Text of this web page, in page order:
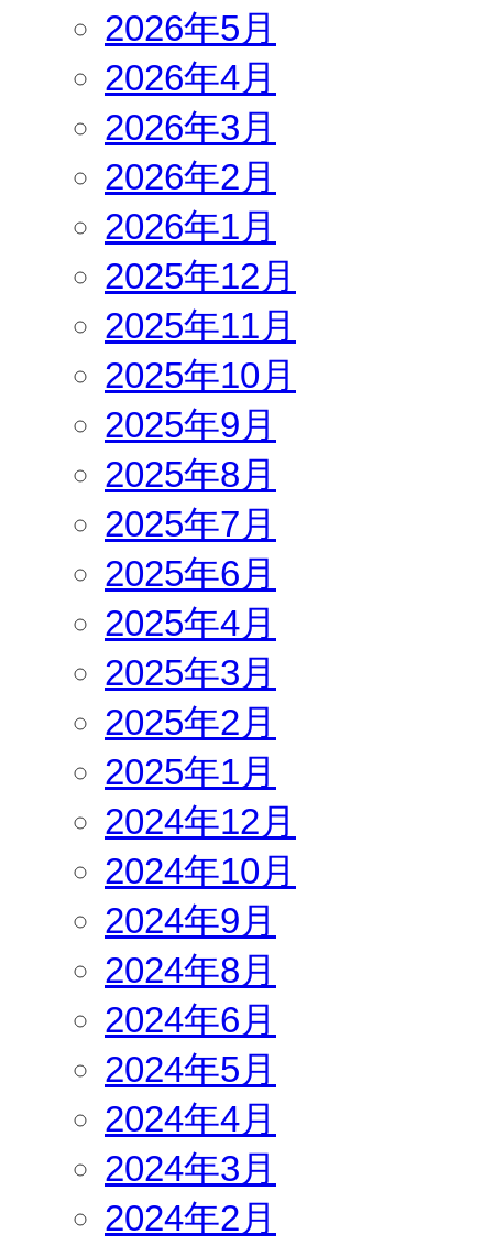
2026年5月
2026年4月
2026年3月
2026年2月
2026年1月
2025年12月
2025年11月
2025年10月
2025年9月
2025年8月
2025年7月
2025年6月
2025年4月
2025年3月
2025年2月
2025年1月
2024年12月
2024年10月
2024年9月
2024年8月
2024年6月
2024年5月
2024年4月
2024年3月
2024年2月